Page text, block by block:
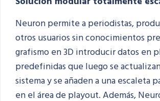
Neuron permite a periodistas,
otros usuarios sin conocimientos
grafismo en 3D introducir datos en
predefinidas que luego se
sistema y se añaden a una escaleta
en el área de playout. Además,